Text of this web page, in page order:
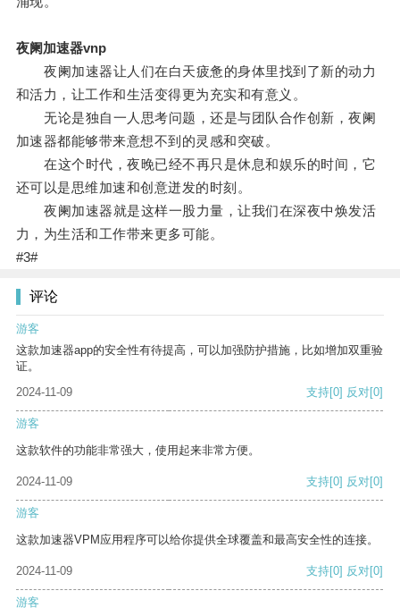
夜阑加速器vnp
夜阑加速器让人们在白天疲惫的身体里找到了新的动力
和活力，让工作和生活变得更为充实和有意义。
无论是独自一人思考问题，还是与团队合作创新，夜阑
加速器都能够带来意想不到的灵感和突破。
在这个时代，夜晚已经不再只是休息和娱乐的时间，它
还可以是思维加速和创意迸发的时刻。
夜阑加速器就是这样一股力量，让我们在深夜中焕发活
力，为生活和工作带来更多可能。
#3#
评论
游客
这款加速器app的安全性有待提高，可以加强防护措施，比如增加双重验
证。
2024-11-09
支持[0] 反对[0]
游客
这款软件的功能非常强大，使用起来非常方便。
2024-11-09 支持[0] 反对[0]
游客
这款加速器VPM应用程序可以给你提供全球覆盖和最高安全性的连接。
2024-11-09 支持[0] 反对[0]
游客